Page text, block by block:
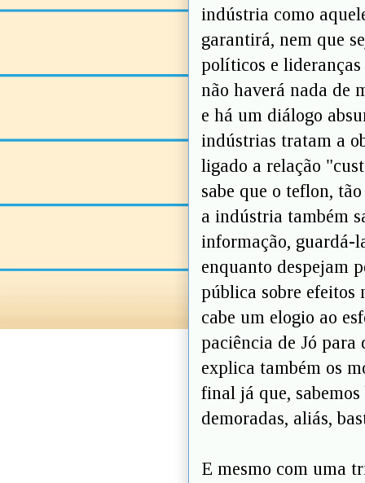
indústria como
garantirá, nem que
políticos e
não haverá nada de
e há um diálogo
indústrias tratam a
ligado a relação
sabe que o teflon,
a indústria também
informação, guardá-
enquanto despejam
pública sobre efeitos
cabe um elogio ao
paciência de Jó para
explica também os
final já que,
demoradas, aliás,
E mesmo com uma